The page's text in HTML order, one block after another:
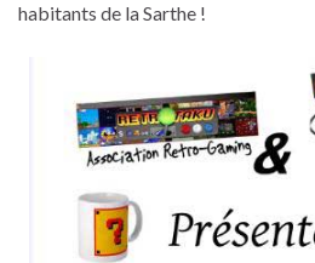
habitants de la Sarthe !